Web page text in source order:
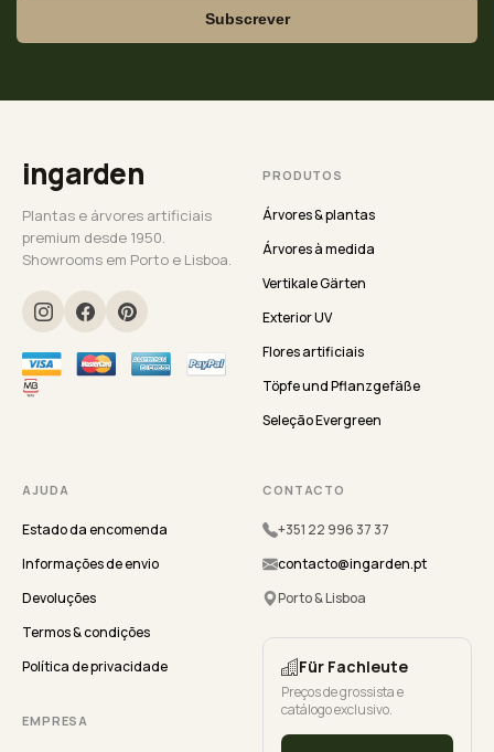
Subscrever
ingarden
Plantas e árvores artificiais
premium desde 1950.
Showrooms em Porto e Lisboa.
PRODUTOS
Árvores & plantas
Árvores à medida
Vertikale Gärten
Exterior UV
Flores artificiais
Töpfe und Pflanzgefäße
Seleção Evergreen
AJUDA
Estado da encomenda
Informações de envio
Devoluções
Termos & condições
Política de privacidade
EMPRESA
CONTACTO
+351 22 996 37 37
contacto@ingarden.pt
Porto & Lisboa
Für Fachleute
Preços de grossista e
catálogo exclusivo.